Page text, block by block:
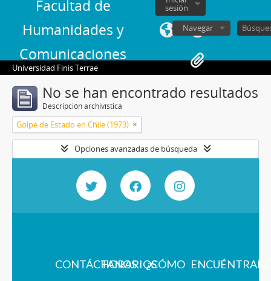
Facultad de
Humanidades y
Comunicaciones
sesión
Navegar
Universidad Finis Terrae
No se han encontrado resultados
Descripción archivística
Golpe de Estado en Chile (1973)
Opciones avanzadas de búsqueda
CONTÁCTANOS
HORARIOS¿CÓMO